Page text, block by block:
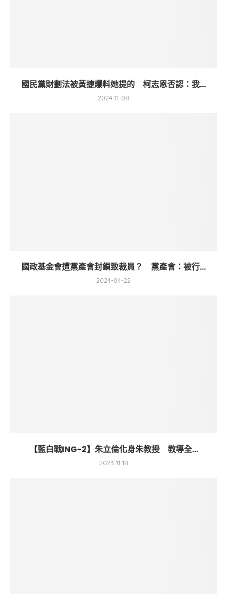
國民黨財劃法被黃捷爆料她提的 柯志恩否認：我...
2024-11-08
國政基金會遭黨產會封鎖致裁員？ 黨產會：被行...
2024-04-22
【藍白戰ING-2】朱立倫化身朱教授 教導全...
2023-11-18